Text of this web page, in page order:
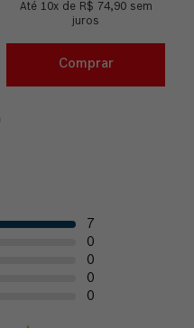
Até 10x de R$ 74,90sem
juros
Comprar
7
0
0
0
0